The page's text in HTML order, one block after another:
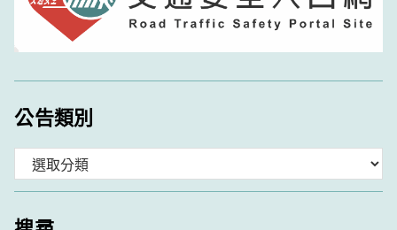
公告類別
類